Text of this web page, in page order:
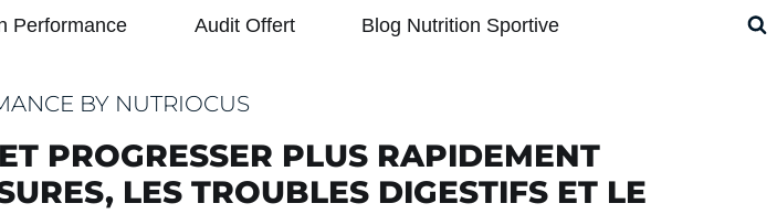
Performance Audit Offert Blog Nutrition Sportive
BY NUTRIOCUS
PROGRESSER PLUS RAPIDEMENT
LES TROUBLES DIGESTIFS ET LE